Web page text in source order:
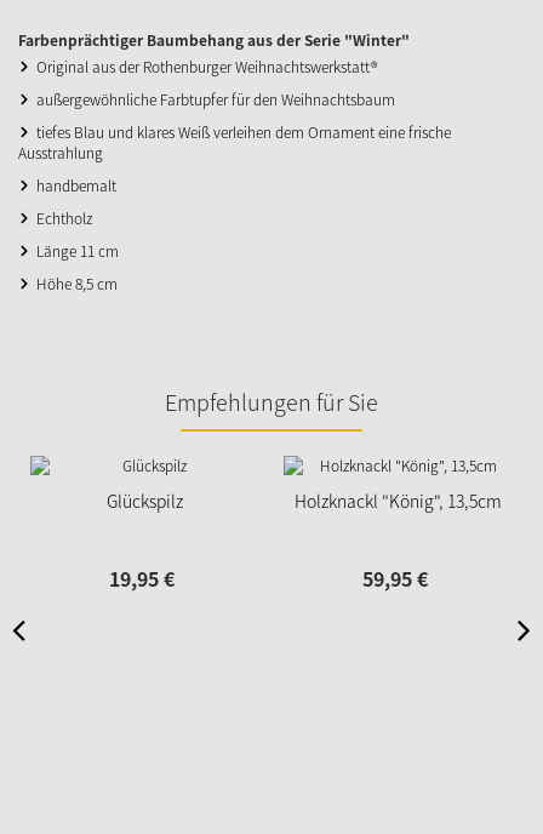
Farbenprächtiger Baumbehang aus der Serie "Winter"
Original aus der Rothenburger Weihnachtswerkstatt®
außergewöhnliche Farbtupfer für den Weihnachtsbaum
tiefes Blau und klares Weiß verleihen dem Ornament eine frische
Ausstrahlung
handbemalt
Echtholz
Länge 11 cm
Höhe 8,5 cm
Empfehlungen für Sie
Glückspilz
19,95€
Holzknackl "König", 13,5cm
59,95€